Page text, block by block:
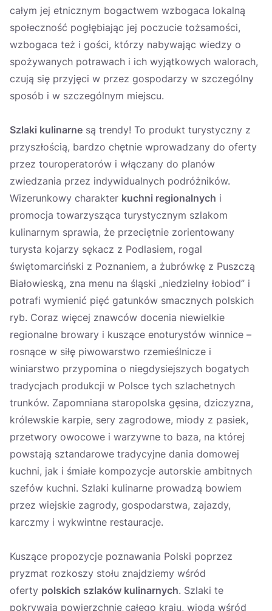
całym jej etnicznym bogactwem wzbogaca lokalną
społeczność pogłębiając jej poczucie tożsamości,
wzbogaca też i gości, którzy nabywając wiedzy o
spożywanych potrawach i ich wyjątkowych walorach,
czują się przyjęci w przez gospodarzy w szczególny
sposób i w szczególnym miejscu.
Szlaki kulinarne są trendy! To produkt turystyczny z
przyszłością, bardzo chętnie wprowadzany do oferty
przez touroperatorów i włączany do planów
zwiedzania przez indywidualnych podróżników.
Wizerunkowy charakter kuchni regionalnych i
promocja towarzysząca turystycznym szlakom
kulinarnym sprawia, że przeciętnie zorientowany
turysta kojarzy sękacz z Podlasiem, rogal
świętomarciński z Poznaniem, a żubrówkę z Puszczą
Białowieską, zna menu na śląski „niedzielny łobiod” i
potrafi wymienić pięć gatunków smacznych polskich
ryb. Coraz więcej znawców docenia niewielkie
regionalne browary i kuszące enoturystów winnice –
rosnące w siłę piwowarstwo rzemieślnicze i
winiarstwo przypomina o niegdysiejszych bogatych
tradycjach produkcji w Polsce tych szlachetnych
trunków. Zapomniana staropolska gęsina, dziczyzna,
królewskie karpie, sery zagrodowe, miody z pasiek,
przetwory owocowe i warzywne to baza, na której
powstają sztandarowe tradycyjne dania domowej
kuchni, jak i śmiałe kompozycje autorskie ambitnych
szefów kuchni. Szlaki kulinarne prowadzą bowiem
przez wiejskie zagrody, gospodarstwa, zajazdy,
karczmy i wykwintne restauracje.
Kuszące propozycje poznawania Polski poprzez
pryzmat rozkoszy stołu znajdziemy wśród
oferty polskich szlaków kulinarnych. Szlaki te
pokrywają powierzchnię całego kraju, wiodą wśród